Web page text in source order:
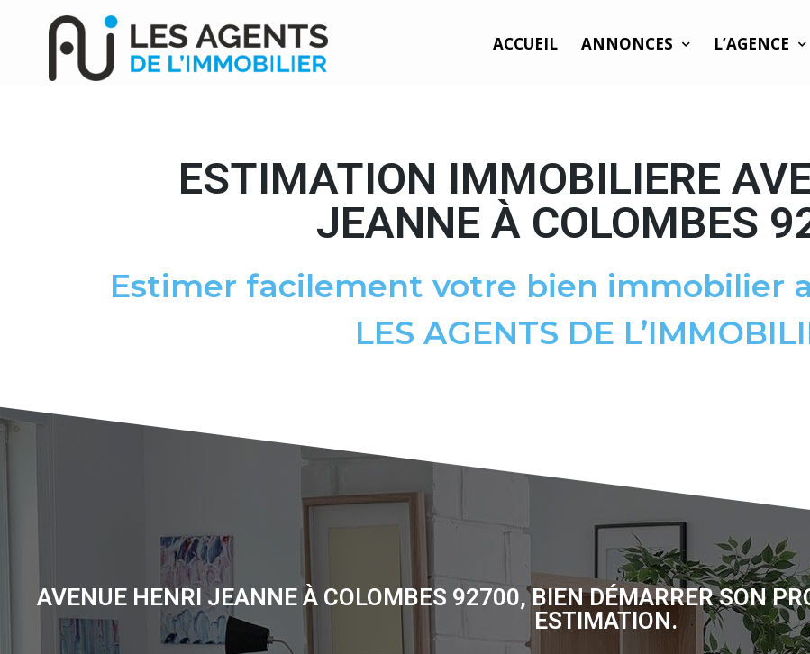
ACCUEIL ANNONCES L’AGENCE
ESTIMATION IMMOBILIERE
JEANNE À COLOMBES
Estimer facilement votre bien immobilier
LES AGENTS DE
AVENUE HENRI JEANNE À COLOMBES 92700, BIEN DÉMARRER SON
ESTIMATION.